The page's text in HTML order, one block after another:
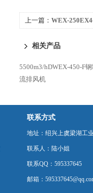
上一篇： WEX-
相关产品
5500m3/hDWEX-450-F
流排风机
联系方式
地址：绍兴上虞梁湖工
联系人：陆小姐
联系QQ：595337645
邮箱：